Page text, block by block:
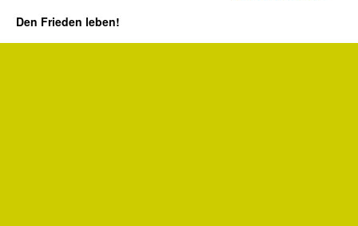
Den Frieden leben!